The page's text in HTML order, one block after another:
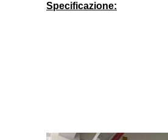
Specificazione: